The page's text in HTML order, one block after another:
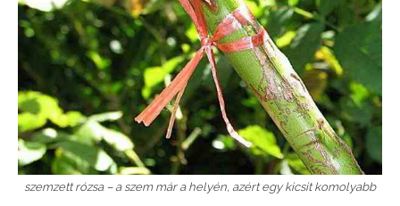
szemzett rózsa – a szem már a helyén, azért egy kicsit komolyabb